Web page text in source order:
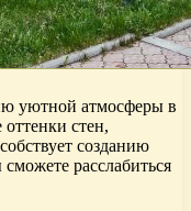
уютной атмосферы в
стен,
созданию
расслабиться